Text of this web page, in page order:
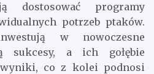
dostosować programy
potrzeb ptaków.
w nowoczesne
sukcesy, a ich gołębie
wyniki, co z kolei podnosi